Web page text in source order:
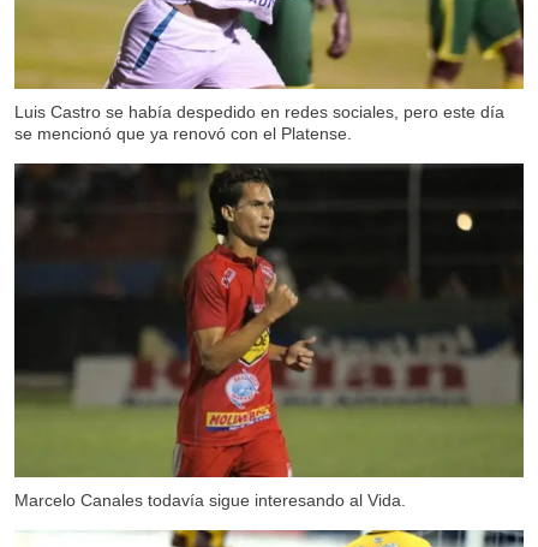
Luis Castro se había despedido en redes sociales, pero este día
se mencionó que ya renovó con el Platense.
Marcelo Canales todavía sigue interesando al Vida.